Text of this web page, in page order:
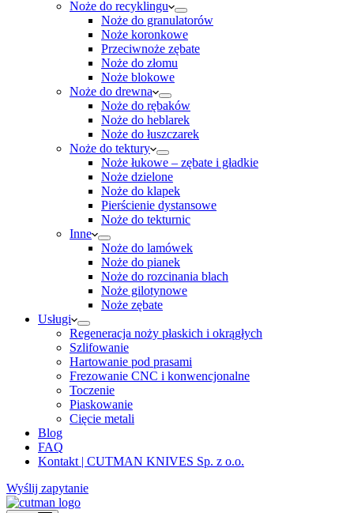
Noże do recyklingu
Noże do granulatorów
Noże koronkowe
Przeciwnoże zębate
Noże do złomu
Noże blokowe
Noże do drewna
Noże do rębaków
Noże do heblarek
Noże do łuszczarek
Noże do tektury
Noże łukowe – zębate i gładkie
Noże dzielone
Noże do klapek
Pierścienie dystansowe
Noże do tekturnic
Inne
Noże do lamówek
Noże do pianek
Noże do rozcinania blach
Noże gilotynowe
Noże zębate
Usługi
Regeneracja noży płaskich i okrągłych
Szlifowanie
Hartowanie pod prasami
Frezowanie CNC i konwencjonalne
Toczenie
Piaskowanie
Cięcie metali
Blog
FAQ
Kontakt | CUTMAN KNIVES Sp. z o.o.
Wyślij zapytanie